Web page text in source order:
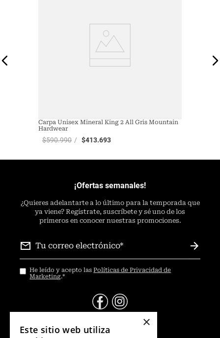
Carpa Unisex Mineral King 2 All Gris Mountain
Hardwear
$590.990 $413.693
¡Ofertas semanales!
¿Quieres adelantarte a lo último para la temporada que
ya viene? Regístrate, suscríbete y sé uno de los
primeros en conocer nuestras promociones.
He leído y acepto lasPolíticas de Privacidad de
Marketing.*
@Contáctanos ×
Este sitio web utiliza